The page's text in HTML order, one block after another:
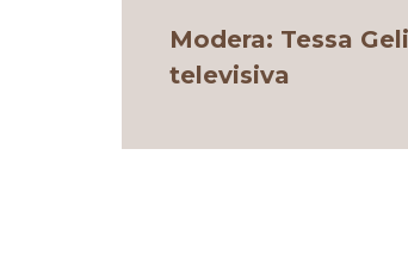
Modera: Tessa
televisiva